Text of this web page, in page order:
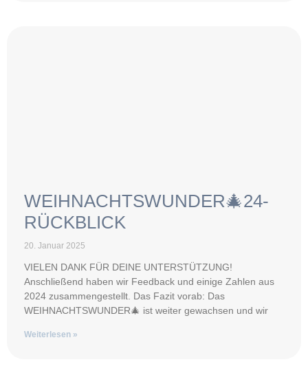
WEIHNACHTSWUNDER🎄24-
RÜCKBLICK
20. Januar 2025
VIELEN DANK FÜR DEINE UNTERSTÜTZUNG!
Anschließend haben wir Feedback und einige Zahlen aus
2024 zusammengestellt. Das Fazit vorab: Das
WEIHNACHTSWUNDER🎄 ist weiter gewachsen und wir
Weiterlesen »